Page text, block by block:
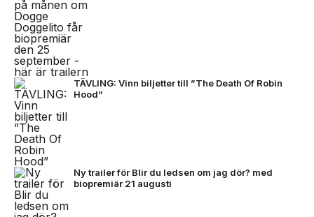
TÄVLING: Vinn biljetter till ”The Death Of Robin
Hood”
Ny trailer för Blir du ledsen om jag dör? med
biopremiär 21 augusti